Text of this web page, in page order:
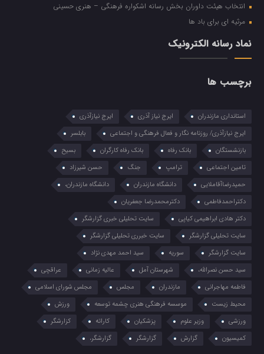
انتخاب هیئت داوران بخش رسانه اشکواره فرهنگی‌ – هنری حسینی
مرثیه ای برای باد ها
نماد رسانه الکترونیک
برچسب ها
استانداری مازندران ایرج نیاز آذری
ایرج نیازآذری
ایرج نیازآذری/ روزنامه نگار و فعال فرهنگی و اجتماعی
بابلسر
بازنشستگان
بانک رفاه بانک رفاه کارگران
بسیح
تامین اجتماعی
ترامپ جنگ
حسن شیرزاد
حمیدرضاآقاملایی
دانشگاه مازندران
دانشگاه مازندران،
دکتراحمدفاطمی
دکترمحمدرضا جعفریان
دکتر هادی ابراهیمی کیاپی
سایت تحلیلی خبری گزارشگر
سایت تحلیلی گزارشگر
سایت خبرری تحلیلی گزارشگر
سایت گزارشگر
سوریه
سید احمد مهدی نژاد
سید حسن نصرالله،
شهرستان آمل عالیه زمانی
عراقچی
فاطمه مهاجرانی
مازندران مجلس
مجلس شورای اسلامی
محیط زیست
موسسه فرهنگی هنری چشمه توسعه
ورزش
ورزشی
وزیر علوم پزشکیان کاراته
کزارشگر
کمیسیون
گزارش گزارشگر گزارشگر،